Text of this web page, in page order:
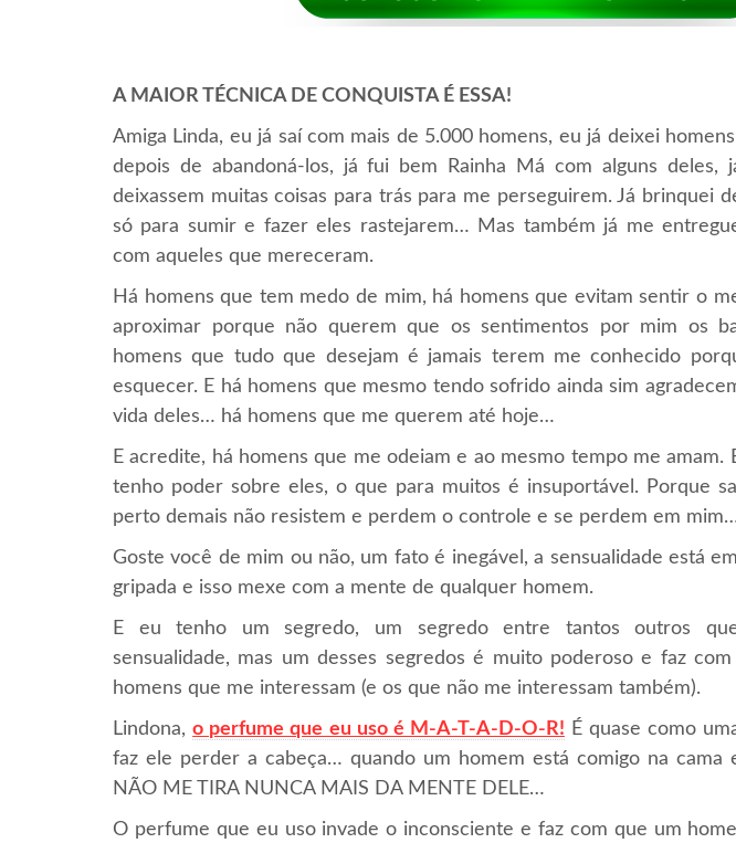
A MAIOR TÉCNICA DE CONQUISTA É ESSA!
Amiga Linda, eu já saí com mais de 5.000 homens, eu já deixei
depois de abandoná-los, já fui bem Rainha Má com alguns deles,
deixassem muitas coisas para trás para me perseguirem. Já brinquei
só para sumir e fazer eles rastejarem… Mas também já me
com aqueles que mereceram.
Há homens que tem medo de mim, há homens que evitam sentir o
aproximar porque não querem que os sentimentos por mim os
homens que tudo que desejam é jamais terem me conhecido
esquecer. E há homens que mesmo tendo sofrido ainda sim
vida deles… há homens que me querem até hoje…
E acredite, há homens que me odeiam e ao mesmo tempo me amam.
tenho poder sobre eles, o que para muitos é insuportável. Porque
perto demais não resistem e perdem o controle e se perdem em
Goste você de mim ou não, um fato é inegável, a sensualidade está
gripada e isso mexe com a mente de qualquer homem.
E eu tenho um segredo, um segredo entre tantos outros que
sensualidade, mas um desses segredos é muito poderoso e faz
homens que me interessam (e os que não me interessam também).
Lindona,o perfume que eu uso é M-A-T-A-D-O-R! É quase como
faz ele perder a cabeça… quando um homem está comigo na cama
NÃO ME TIRA NUNCA MAIS DA MENTE DELE…
O perfume que eu uso invade o inconsciente e faz com que um